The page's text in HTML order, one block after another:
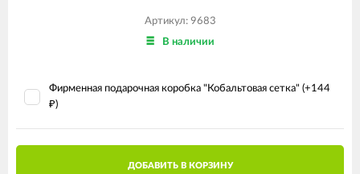
Артикул: 9683
В наличии
Фирменная подарочная коробка "Кобальтовая сетка" (+144
₽)
ДОБАВИТЬ В КОРЗИНУ